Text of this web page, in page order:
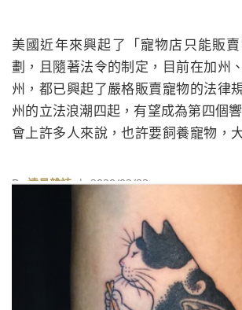
美國近年來興起了「寵物店只能販
劃，且隨著法令的制定，目前在加州
州，都已興起了嚴格販賣寵物的法律
州的立法浪潮四起，有望成為第四個
會上許多人來說，也許要飼養寵物，
惹人憐的小狗小貓確實令人心花怒放
頑皮的打滾著，彷彿在期待有主人能
By遠見雜誌| 2020/02/23